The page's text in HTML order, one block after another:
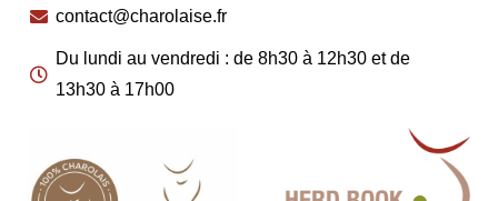
contact@charolaise.fr
Du lundi au vendredi : de 8h30 à 12h30 et de
13h30 à 17h00